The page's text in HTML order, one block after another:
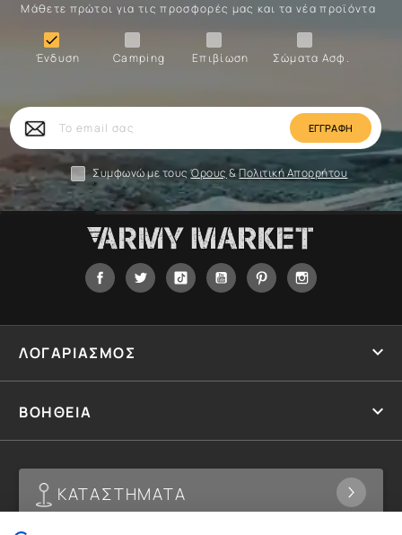
Μάθετε πρώτοι για τις προσφορές μας και τα νέα προϊόντα
Σώματα Ασφ.
Επιβίωση
Camping
Ένδυση

Ένδυση
Το
email
σας
Συμφωνώ με τουςΌρους &Πολιτική Απορρήτου
FacebookTwitter Tiktok YouTube Pinterest
ΚΑΤΑΣΤΗΜΑΤΑ
ΒΟΗΘΕΙΑ 
ΛΟΓΑΡΙΑΣΜΟΣ 